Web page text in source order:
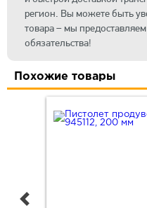
регион. Вы можете быть
товара – мы
обязательства!
Похожие товары